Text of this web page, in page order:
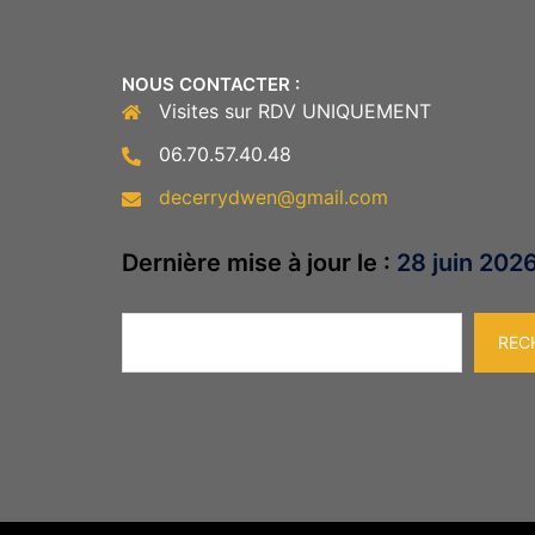
NOUS CONTACTER :
Visites sur RDV UNIQUEMENT
06.70.57.40.48
decerrydwen@gmail.com
Dernière mise à jour le : 28 juin